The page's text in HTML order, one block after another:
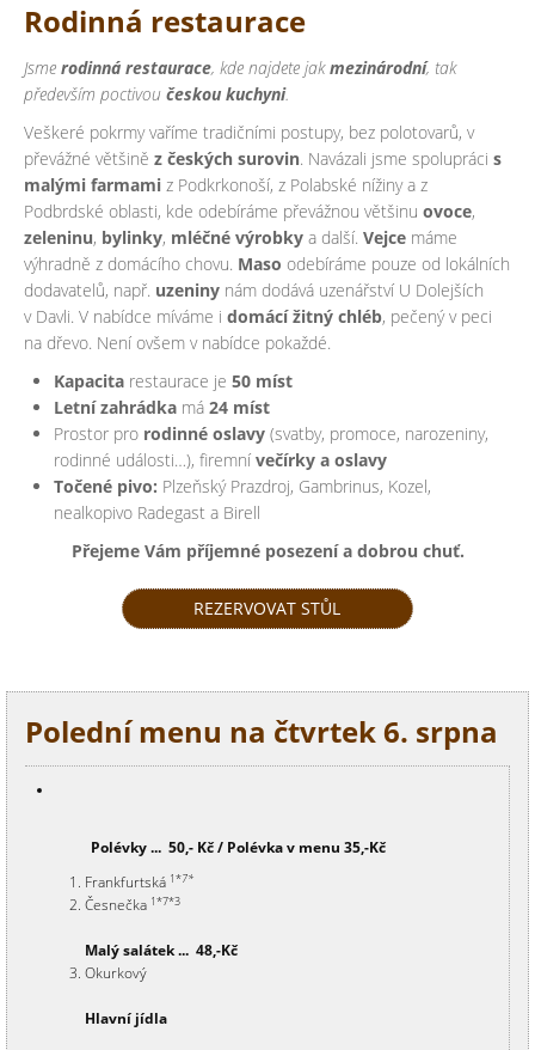
Rodinná restaurace
Jsme rodinná restaurace, kde najdete jakmezinárodní, tak
především poctivou českou kuchyni.
Veškeré pokrmy vaříme tradičními postupy, bez polotovarů, v
převážné většině z českých surovin. Navázali jsme spolupráci s
malými farmami z Podkrkonoší, z Polabské nížiny a z
Podbrdské oblasti, kde odebíráme převážnou většinu ovoce,
zeleninu, bylinky, mléčné výrobky a další. Vejce máme
výhradně z domácího chovu. Maso odebíráme pouze od lokálních
dodavatelů, např. uzeniny nám dodává uzenářství U Dolejších
v Davli. V nabídce míváme i domácí žitný chléb, pečený v peci
na dřevo. Není ovšem v nabídce pokaždé.
Kapacita restaurace je 50 míst
Letní zahrádka má 24 míst
Prostor pro rodinné oslavy (svatby, promoce, narozeniny,
rodinné události…), firemní večírky a oslavy
Točené pivo: Plzeňský Prazdroj, Gambrinus, Kozel,
nealkopivo Radegast a Birell
Přejeme Vám příjemné posezení a dobrou chuť.
REZERVOVAT STŮL
Polední menu na čtvrtek 6. srpna
Polévky ... 50,- Kč / Polévka v menu 35,-Kč
Frankfurtská 1*7*
Česnečka 1*7*3
Malý salátek ... 48,-Kč
Okurkový
Hlavní jídla